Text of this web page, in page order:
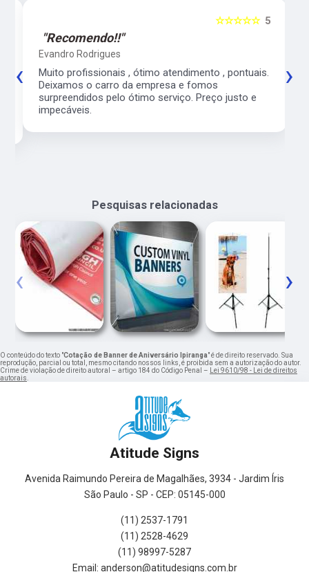
5
☆☆☆☆☆
"Recomendo!!"
Evandro Rodrigues
Muito profissionais , ótimo atendimento , pontuais.
Deixamos o carro da empresa e fomos
surpreendidos pelo ótimo serviço. Preço justo e
impecáveis.
‹ ›
Pesquisas relacionadas
‹ ›
O conteúdo do texto "Cotação de Banner de Aniversário Ipiranga" é de direito reservado. Sua
reprodução, parcial ou total, mesmo citando nossos links, é proibida sem a autorização do autor.
Crime de violação de direito autoral – artigo 184 do Código Penal – Lei 9610/98 - Lei de direitos
autorais.
Atitude Signs
Avenida Raimundo Pereira de Magalhães, 3934 - Jardim Íris
São Paulo - SP - CEP: 05145-000
(11) 2537-1791
(11) 2528-4629
(11) 98997-5287